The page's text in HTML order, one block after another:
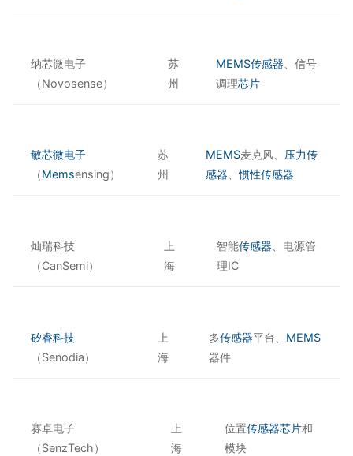
纳芯微电子
（Novosense）
苏
州
MEMS传感器 、信号
调理芯片
敏芯微电子
（Memsensing）
苏
州
MEMS麦克风、 压力传
感器、惯性传感器
灿瑞科技
（CanSemi）
上
海
智能传感器 、电源管
理IC
矽睿科技
（Senodia）
上
海
多传感器平台、 MEMS
器件
赛卓电子
（SenzTech）
上
海
位置传感器芯片和
模块